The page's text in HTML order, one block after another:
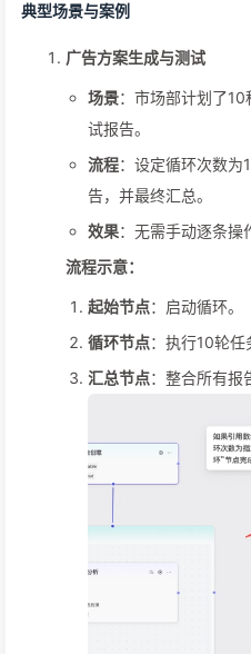
典型场景与案例
广告方案生成与测试
场景：市场部计划了
试报告。
流程：设定循环次数为
告，并最终汇总。
效果：无需手动逐条操
流程示意：
起始节点：启动循环。
循环节点：执行10轮任
汇总节点：整合所有报